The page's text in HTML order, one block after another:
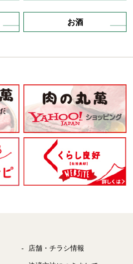
お酒
店舗・チラシ情報